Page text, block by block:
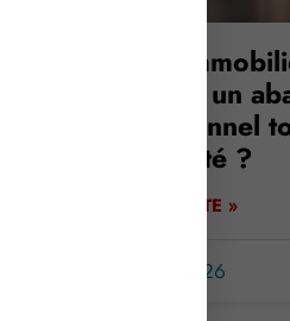
Vente
tendue : un
exceptionnel
d’actualité ?
LIRE LA SUITE »
8 janvier 2026